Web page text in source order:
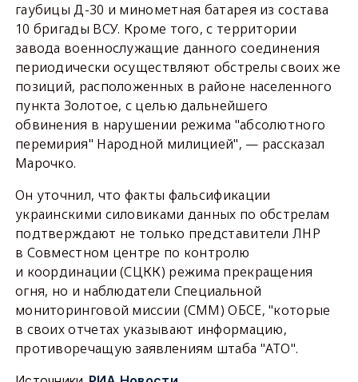
гаубицы Д-30 и минометная батарея из состава
10 бригады ВСУ. Кроме того, с территории
завода военнослужащие данного соединения
периодически осуществляют обстрелы своих же
позиций, расположенных в районе населенного
пункта Золотое, с целью дальнейшего
обвинения в нарушении режима "абсолютного
перемирия" Народной милицией", — рассказал
Марочко.
Он уточнил, что факты фальсификации
украинскими силовиками данных по обстрелам
подтверждают не только представители ЛНР
в Совместном центре по контролю
и координации (СЦКК) режима прекращения
огня, но и наблюдатели Специальной
мониторинговой миссии (СММ) ОБСЕ, "которые
в своих отчетах указывают информацию,
противоречащую заявлениям штаба "АТО".